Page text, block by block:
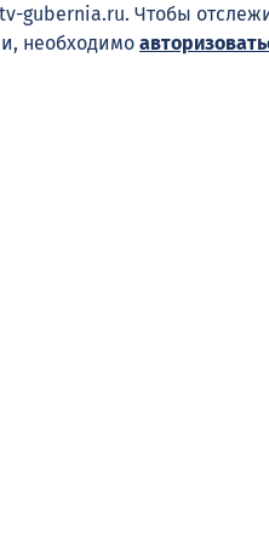
gubernia.ru. Чтобы
необходимо